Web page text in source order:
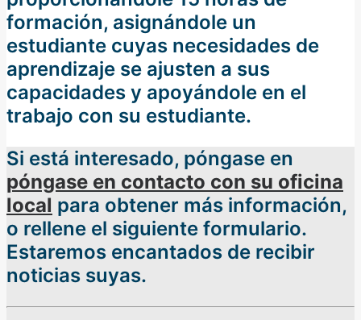
formación, asignándole un
estudiante cuyas necesidades de
aprendizaje se ajusten a sus
capacidades y apoyándole en el
trabajo con su estudiante.
Si está interesado, póngase en
póngase en contacto con su oficina
local para obtener más información,
o rellene el siguiente formulario.
Estaremos encantados de recibir
noticias suyas.